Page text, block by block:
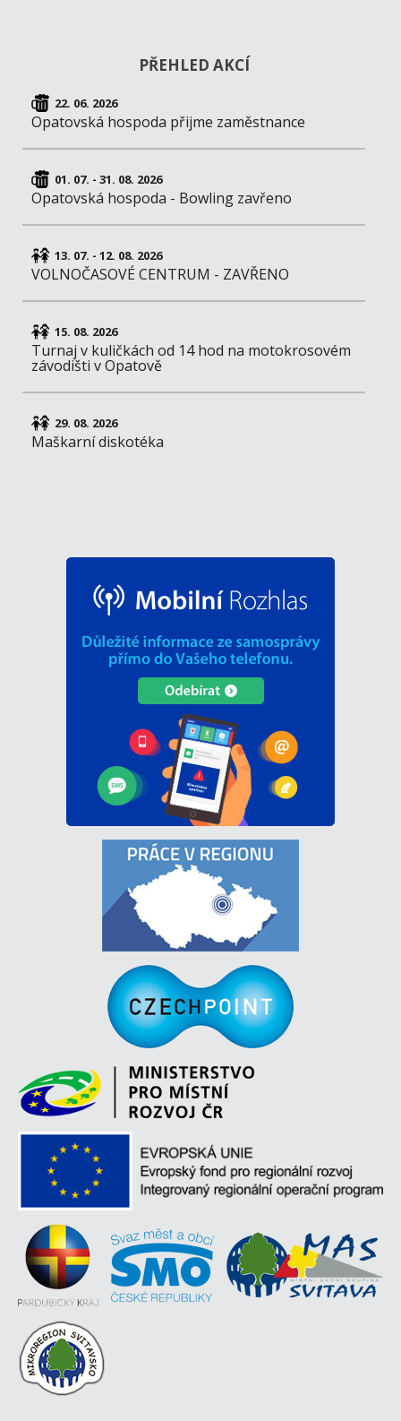
PŘEHLED AKCÍ
22. 06. 2026
Opatovská hospoda přijme zaměstnance
01. 07. - 31. 08. 2026
Opatovská hospoda - Bowling zavřeno
13. 07. - 12. 08. 2026
VOLNOČASOVÉ CENTRUM - ZAVŘENO
15. 08. 2026
Turnaj v kuličkách od 14 hod na motokrosovém
závodišti v Opatově
29. 08. 2026
Maškarní diskotéka